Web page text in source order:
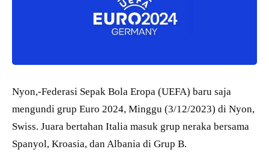
Nyon,-Federasi Sepak Bola Eropa (UEFA) baru saja
mengundi grup Euro 2024, Minggu (3/12/2023) di Nyon,
Swiss. Juara bertahan Italia masuk grup neraka bersama
Spanyol, Kroasia, dan Albania di Grup B.